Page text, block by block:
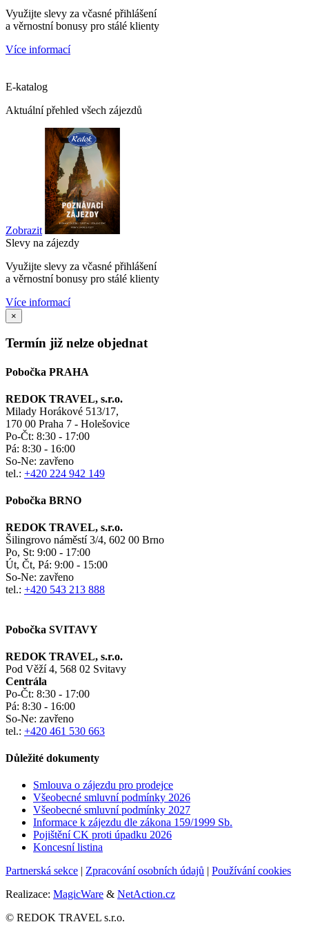
Využijte slevy za včasné přihlášení
a věrnostní bonusy pro stálé klienty
Více informací
E-katalog
Aktuální přehled všech zájezdů
Zobrazit
Slevy na zájezdy
Využijte slevy za včasné přihlášení
a věrnostní bonusy pro stálé klienty
Více informací
×
Termín již nelze objednat
Pobočka PRAHA
REDOK TRAVEL, s.r.o.
Milady Horákové 513/17,
170 00 Praha 7 - Holešovice
Po-Čt: 8:30 - 17:00
Pá: 8:30 - 16:00
So-Ne: zavřeno
tel.: +420 224 942 149
Pobočka BRNO
REDOK TRAVEL, s.r.o.
Šilingrovo náměstí 3/4, 602 00 Brno
Po, St: 9:00 - 17:00
Út, Čt, Pá: 9:00 - 15:00
So-Ne: zavřeno
tel.: +420 543 213 888
Pobočka SVITAVY
REDOK TRAVEL, s.r.o.
Pod Věží 4, 568 02 Svitavy
Centrála
Po-Čt: 8:30 - 17:00
Pá: 8:30 - 16:00
So-Ne: zavřeno
tel.: +420 461 530 663
Důležité dokumenty
Smlouva o zájezdu pro prodejce
Všeobecné smluvní podmínky 2026
Všeobecné smluvní podmínky 2027
Informace k zájezdu dle zákona 159/1999 Sb.
Pojištění CK proti úpadku 2026
Koncesní listina
Partnerská sekce | Zpracování osobních údajů | Používání cookies
Realizace: MagicWare & NetAction.cz
© REDOK TRAVEL s.r.o.